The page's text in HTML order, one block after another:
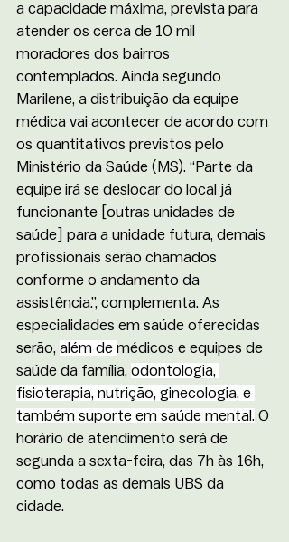
a capacidade máxima, prevista para
atender os cerca de 10 mil
moradores dos bairros
contemplados. Ainda segundo
Marilene, a distribuição da equipe
médica vai acontecer de acordo com
os quantitativos previstos pelo
Ministério da Saúde (MS). “Parte da
equipe irá se deslocar do local já
funcionante [outras unidades de
saúde] para a unidade futura, demais
profissionais serão chamados
conforme o andamento da
assistência.”, complementa. As
especialidades em saúde oferecidas
serão, além de médicos e equipes de
saúde da família, odontologia,
fisioterapia, nutrição, ginecologia, e
também suporte em saúde mental. O
horário de atendimento será de
segunda a sexta-feira, das 7h às 16h,
como todas as demais UBS da
cidade.